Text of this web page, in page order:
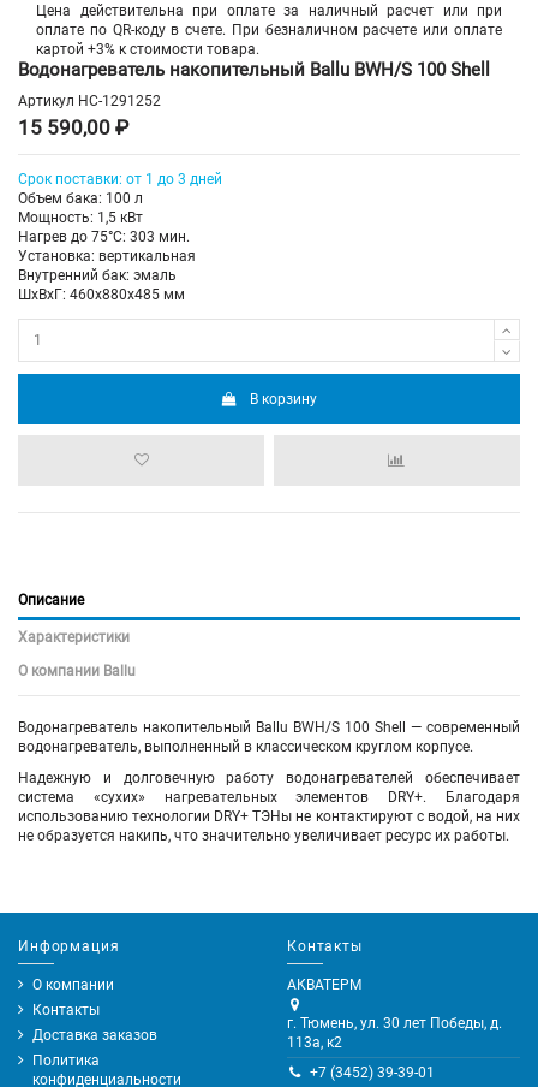
Цена действительна при оплате за наличный расчет или при
оплате по QR-коду в счете. При безналичном расчете или оплате
картой +3% к стоимости товара.
Водонагреватель накопительный Ballu BWH/S 100 Shell
Артикул НС-1291252
15 590,00 ₽
Срок поставки: от 1 до 3 дней
Объем бака: 100 л
Мощность: 1,5 кВт
Нагрев до 75°С: 303 мин.
Установка: вертикальная
Внутренний бак: эмаль
ШхВхГ: 460х880х485 мм
В корзину
Описание
Характеристики
О компании Ballu
Водонагреватель накопительный Ballu BWH/S 100 Shell — современный
водонагреватель, выполненный в классическом круглом корпусе.
Надежную и долговечную работу водонагревателей обеспечивает
система «сухих» нагревательных элементов DRY+. Благодаря
использованию технологии DRY+ ТЭНы не контактируют с водой, на них
не образуется накипь, что значительно увеличивает ресурс их работы.
Информация
О компании
Контакты
Доставка заказов
Политика
конфиденциальности
Контакты
АКВАТЕРМ
г. Тюмень, ул. 30 лет Победы, д.
113а, к2
+7 (3452) 39-39-01